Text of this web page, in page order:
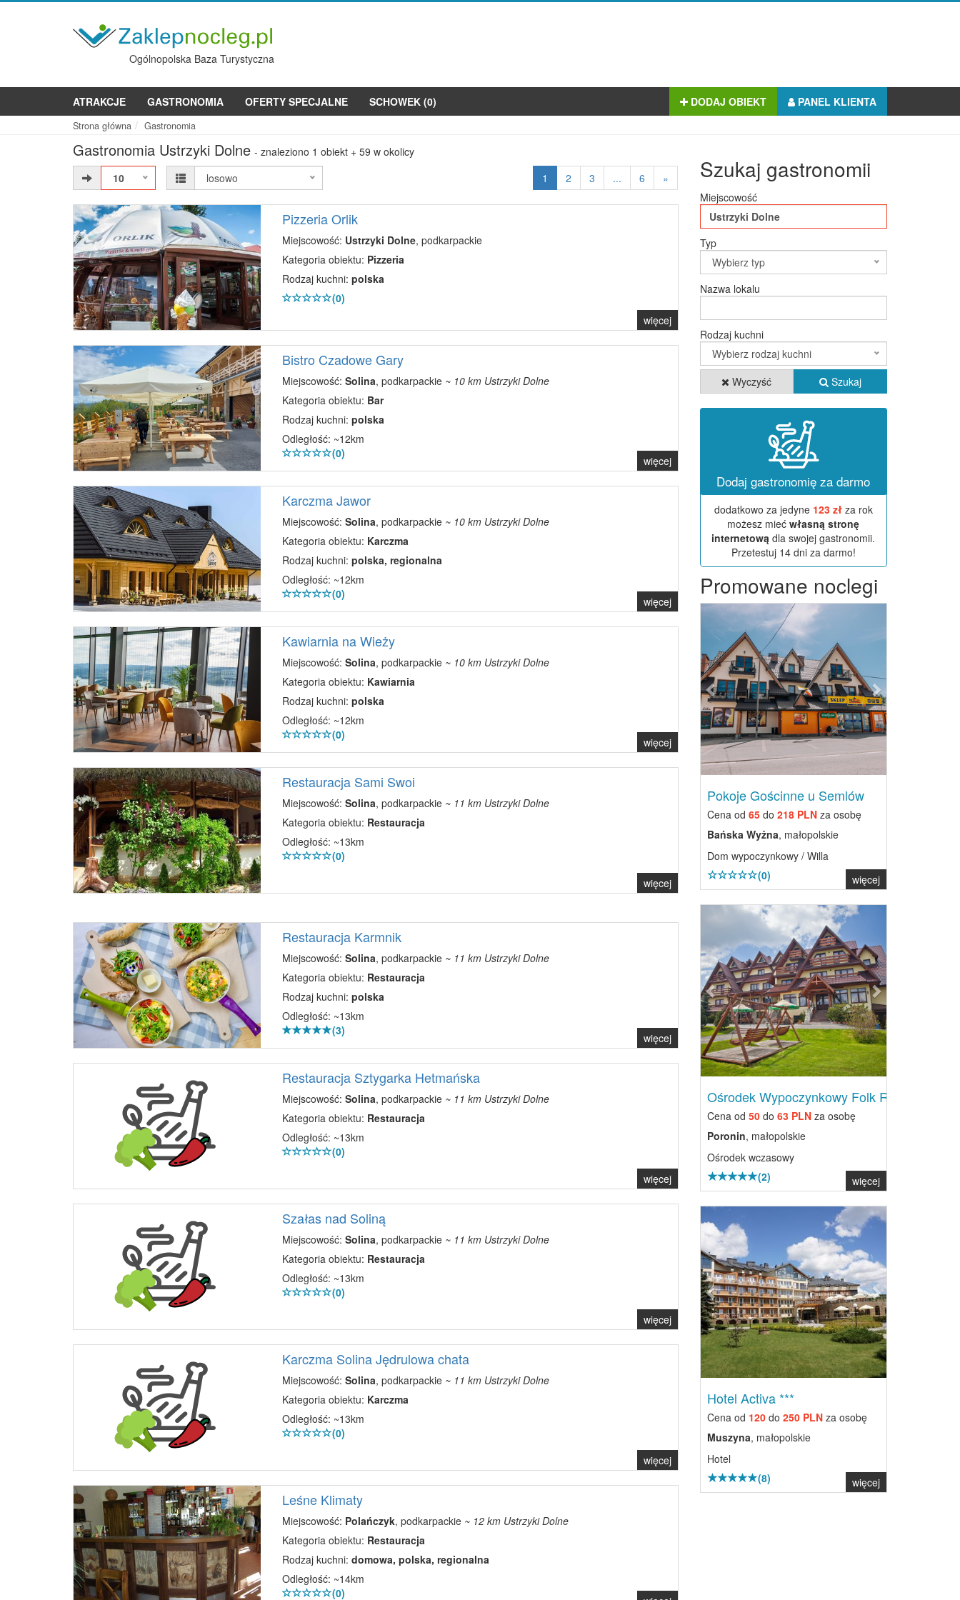
Ogólnopolska Baza Turystyczna
ATRAKCJE GASTRONOMIA OFERTY SPECJALNE SCHOWEK (0) DODAJ OBIEKT PANEL KLIENTA
Strona główna Gastronomia
Gastronomia Ustrzyki Dolne - znaleziono 1 obiekt + 59 w okolicy
10
losowo 1 2 3 ... 6 »
Pizzeria Orlik
Miejscowość: Ustrzyki Dolne, podkarpackie
Kategoria obiektu: Pizzeria
Rodzaj kuchni: polska
(0)
więcej
Bistro Czadowe Gary
Miejscowość: Solina, podkarpackie ~ 10 km Ustrzyki Dolne
Kategoria obiektu: Bar
Rodzaj kuchni: polska
Odległość: ~12km
(0)
więcej
Karczma Jawor
Miejscowość: Solina, podkarpackie ~ 10 km Ustrzyki Dolne
Kategoria obiektu: Karczma
Rodzaj kuchni: polska, regionalna
Odległość: ~12km
(0)
więcej
Kawiarnia na Wieży
Miejscowość: Solina, podkarpackie ~ 10 km Ustrzyki Dolne
Kategoria obiektu: Kawiarnia
Rodzaj kuchni: polska
Odległość: ~12km
(0)
więcej
Restauracja Sami Swoi
Miejscowość: Solina, podkarpackie ~ 11 km Ustrzyki Dolne
Kategoria obiektu: Restauracja
Odległość: ~13km
(0)
więcej
Restauracja Karmnik
Miejscowość: Solina, podkarpackie ~ 11 km Ustrzyki Dolne
Kategoria obiektu: Restauracja
Rodzaj kuchni: polska
Odległość: ~13km
(3)
więcej
Restauracja Sztygarka Hetmańska
Miejscowość: Solina, podkarpackie ~ 11 km Ustrzyki Dolne
Kategoria obiektu: Restauracja
Odległość: ~13km
(0)
więcej
Szałas nad Soliną
Miejscowość: Solina, podkarpackie ~ 11 km Ustrzyki Dolne
Kategoria obiektu: Restauracja
Odległość: ~13km
(0)
więcej
Karczma Solina Jędrulowa chata
Miejscowość: Solina, podkarpackie ~ 11 km Ustrzyki Dolne
Kategoria obiektu: Karczma
Odległość: ~13km
(0)
więcej
Leśne Klimaty
Miejscowość: Polańczyk, podkarpackie ~ 12 km Ustrzyki Dolne
Kategoria obiektu: Restauracja
Rodzaj kuchni: domowa, polska, regionalna
Odległość: ~14km
(0)
Szukaj gastronomii
Miejscowość
Typ
Wybierz typ
Nazwa lokalu
Rodzaj kuchni
Wybierz rodzaj kuchni
Wyczyść
Szukaj
Dodaj gastronomię za darmo
dodatkowo za jedyne 123 złza rok
możesz miećwłasną stronę
internetową dla swojej gastronomii.
Przetestuj 14 dni za darmo!
Promowane noclegi
Previous
Pokoje Gościnne u Semlów
Cena od 65do 218 PLNza osobę
Bańska Wyżna, małopolskie
Dom wypoczynkowy / Willa
(0)
więcej
Previous
Ośrodek Wypoczynkowy Folk Res...
Cena od 50do 63 PLNza osobę
Poronin, małopolskie
Ośrodek wczasowy
(2)
więcej
Previous Next
Hotel Activa ***
Cena od 120do 250 PLNza osobę
Muszyna, małopolskie
Hotel
(8)
więcej